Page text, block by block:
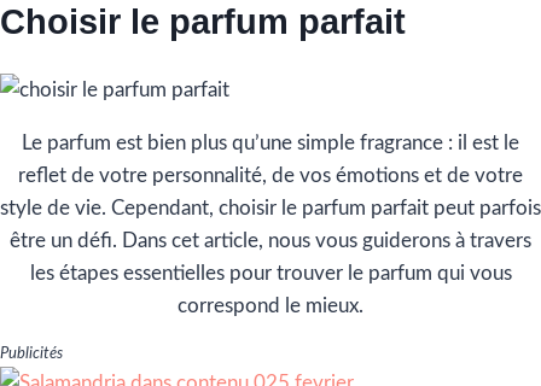
Choisir le parfum parfait
Le parfum est bien plus qu’une simple fragrance : il est le
reflet de votre personnalité, de vos émotions et de votre
style de vie. Cependant, choisir le parfum parfait peut parfois
être un défi. Dans cet article, nous vous guiderons à travers
les étapes essentielles pour trouver le parfum qui vous
correspond le mieux.
Publicités